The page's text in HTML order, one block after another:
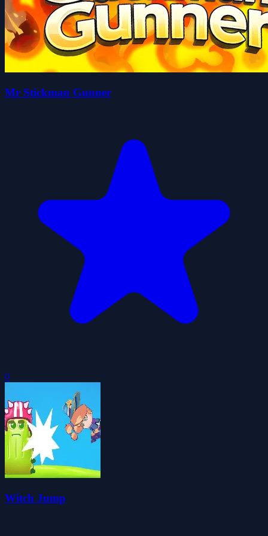
Mr Stickman Gunner
0
Witch Jump